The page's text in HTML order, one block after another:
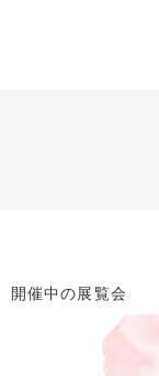
開催中の展覧会